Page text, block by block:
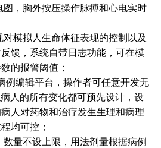
图，胸外按压操作脉搏和心电实时
模拟人生命体征表现的控制以及
馈，系统自带日志功能，可在模
的报警阈值；
例编辑平台，操作者可任意开发无
人的所有变化都可预先设计，设
人对药物和治疗发生生理和病理
均可控；
量不设上限，用法剂量根据病例